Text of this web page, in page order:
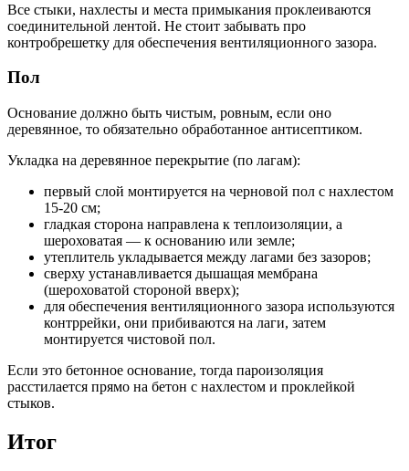
Все стыки, нахлесты и места примыкания проклеиваются
соединительной лентой. Не стоит забывать про
контробрешетку для обеспечения вентиляционного зазора.
Пол
Основание должно быть чистым, ровным, если оно
деревянное, то обязательно обработанное антисептиком.
Укладка на деревянное перекрытие (по лагам):
первый слой монтируется на черновой пол с нахлестом
15-20 см;
гладкая сторона направлена к теплоизоляции, а
шероховатая — к основанию или земле;
утеплитель укладывается между лагами без зазоров;
сверху устанавливается дышащая мембрана
(шероховатой стороной вверх);
для обеспечения вентиляционного зазора используются
контррейки, они прибиваются на лаги, затем
монтируется чистовой пол.
Если это бетонное основание, тогда пароизоляция
расстилается прямо на бетон с нахлестом и проклейкой
стыков.
Итог